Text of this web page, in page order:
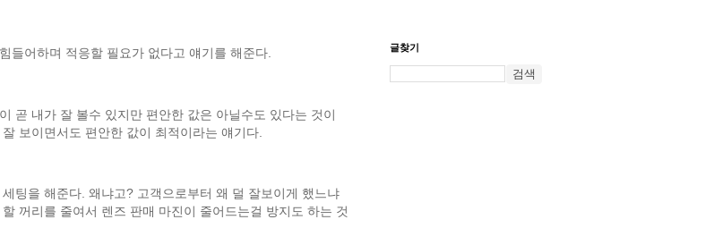
들어하며 적응할 필요가 없다고 얘기를 해준다.
곧 내가 잘 볼수 있지만 편안한 값은 아닐수도 있다는 것이
보이면서도 편안한 값이 최적이라는 얘기다.
팅을 해준다. 왜냐고? 고객으로부터 왜 덜 잘보이게 했느냐
꺼리를 줄여서 렌즈 판매 마진이 줄어드는걸 방지도 하는 것
글찾기